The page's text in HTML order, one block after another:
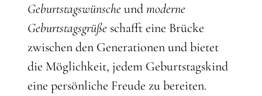
Geburtstagswünscheundmoderne
Geburtstagsgrüße schafft eine Brücke
zwischen den Generationen und bietet
die Möglichkeit, jedem Geburtstagskind
eine persönliche Freude zu bereiten.